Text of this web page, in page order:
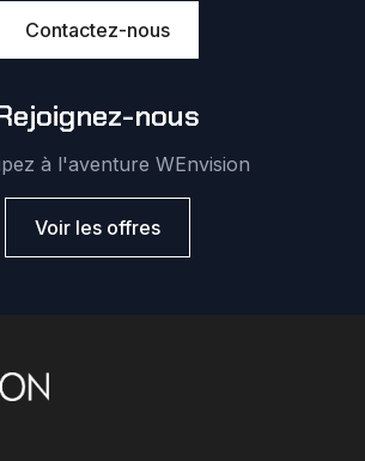
Contactez-nous
nous
à l'aventure WEnvision
Voir les offres